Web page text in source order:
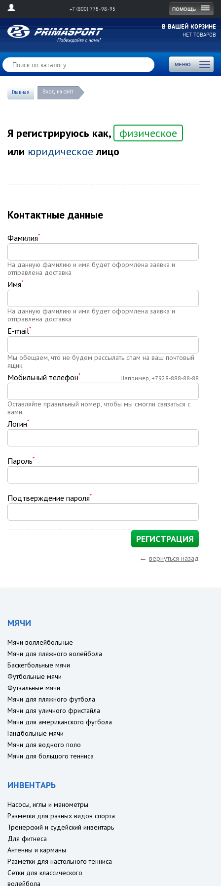
ПОМОЩЬ
+7 (800) 775-98-95
В ВАШЕЙ КОРЗИНЕ
НЕТ ТОВАРОВ
МЕНЮ
Toggle
Главная Вход на сайт
Я регистрируюсь как,
физическое
или юридическое лицо
Контактные данные
Фамилия*
На данную фамилию и имя будет оформлена заявка и
отправлена доставка
Имя*
На данную фамилию и имя будет оформлена заявка и
отправлена доставка
E-mail*
Мы обещаем, что не будем рассылать спам на ваш почтовый
ящик.
Мобильный телефон*
Оставляйте правильный номер, чтобы мы смогли связаться с
вами.
Например, +7928-888-88-88
Логин*
Пароль*
Подтверждение пароля*
← вернуться назад
МЯЧИ
Мячи воллейбольные
Мячи для пляжного волейбола
Баскетбольные мячи
Футбольные мячи
Футзальные мячи
Мячи для пляжного футбола
Мячи для уличного фристайла
Мячи для американского футбола
Гандбольные мячи
Мячи для водного поло
Мячи для большого тенниса
ИНВЕНТАРЬ
Насосы, иглы и манометры
Разметки для разных видов спорта
Тренерский и судейский инвентарь
Для фитнеса
Антенны и карманы
Разметки для настольного тенниса
Сетки для классического
волейбола